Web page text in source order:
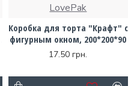
LovePak
Коробка для торта "Крафт" с
фигурным окном, 200*200*90
17.50 грн.